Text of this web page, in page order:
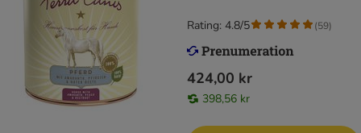
424,00 kr
398,56 kr
Rating: 4.8/5 (59)